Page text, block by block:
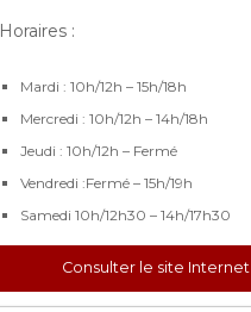
Horaires :
Mardi : 10h/12h – 15h/18h
Mercredi : 10h/12h – 14h/18h
Jeudi : 10h/12h – Fermé
Vendredi :Fermé – 15h/19h
Samedi 10h/12h30 – 14h/17h30
Consulter le site Internet